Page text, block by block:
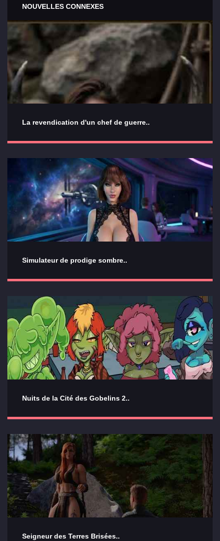
NOUVELLES CONNEXES
La revendication d'un chef de guerre..
Simulateur de prodige sombre..
Nuits de la Cité des Gobelins 2..
Seigneur des Terres Brisées..